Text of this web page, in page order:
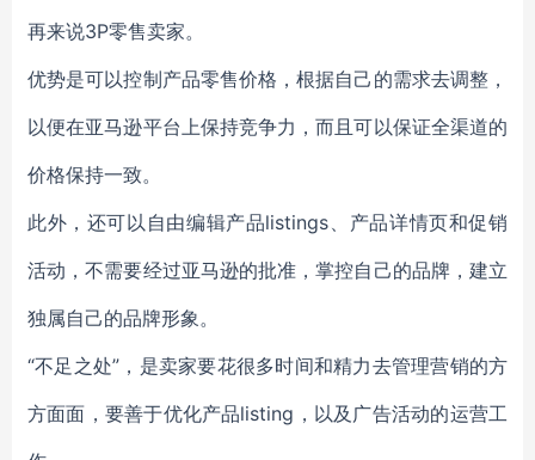
再来说3P零售卖家。
优势是可以控制产品零售价格，根据自己的需求去调整，
以便在亚马逊平台上保持竞争力，而且可以保证全渠道的
价格保持一致。
此外，还可以自由编辑产品listings、产品详情页和促销
活动，不需要经过亚马逊的批准，掌控自己的品牌，建立
独属自己的品牌形象。
“不足之处”，是卖家要花很多时间和精力去管理营销的方
方面面，要善于优化产品listing，以及广告活动的运营工